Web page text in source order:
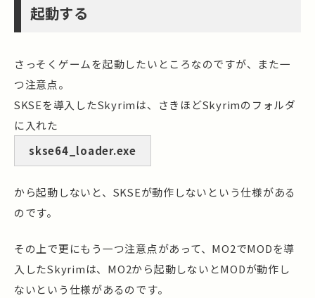
起動する
さっそくゲームを起動したいところなのですが、また一
つ注意点。
SKSEを導入したSkyrimは、さきほどSkyrimのフォルダ
に入れた
skse64_loader.exe
から起動しないと、SKSEが動作しないという仕様がある
のです。
その上で更にもう一つ注意点があって、MO2でMODを導
入したSkyrimは、MO2から起動しないとMODが動作し
ないという仕様があるのです。